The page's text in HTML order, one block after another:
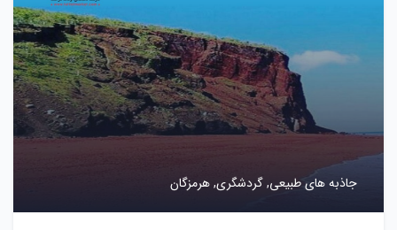
جاذبه های طبیعی,گردشگری,هرمزگان